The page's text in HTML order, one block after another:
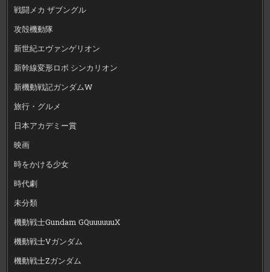
戦闘メカ ザブングル
攻殻機動隊
新世紀エヴァンゲリオン
新幹線変形ロボ シンカリオン
新機動戦記ガンダムW
旅行・グルメ
日本アカデミー賞
映画
時をかける少女
時代劇
未分類
機動戦士Gundam GQuuuuuuX
機動戦士Vガンダム
機動戦士Zガンダム